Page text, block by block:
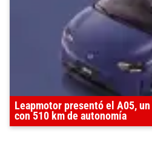
Leapmotor presentó el A05,
con 510 km de autonomía